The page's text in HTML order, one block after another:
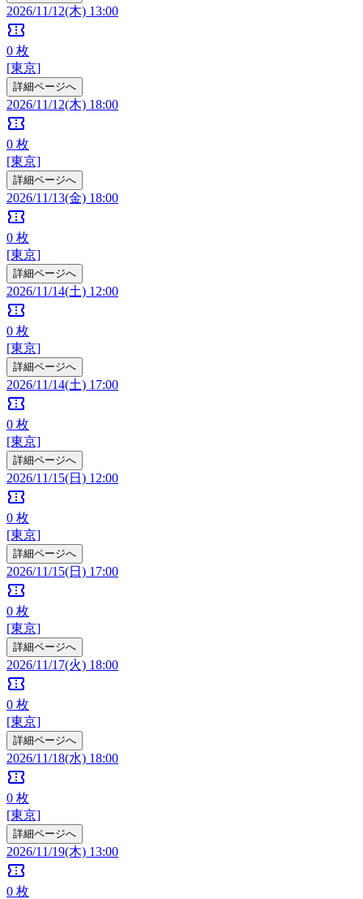
2026/11/12(木) 13:00
confirmation_number
0 枚
[東京]
詳細ページへ
2026/11/12(木) 18:00
confirmation_number
0 枚
[東京]
詳細ページへ
2026/11/13(金) 18:00
confirmation_number
0 枚
[東京]
詳細ページへ
2026/11/14(土) 12:00
confirmation_number
0 枚
[東京]
詳細ページへ
2026/11/14(土) 17:00
confirmation_number
0 枚
[東京]
詳細ページへ
2026/11/15(日) 12:00
confirmation_number
0 枚
[東京]
詳細ページへ
2026/11/15(日) 17:00
confirmation_number
0 枚
[東京]
詳細ページへ
2026/11/17(火) 18:00
confirmation_number
0 枚
[東京]
詳細ページへ
2026/11/18(水) 18:00
confirmation_number
0 枚
[東京]
詳細ページへ
2026/11/19(木) 13:00
confirmation_number
0 枚